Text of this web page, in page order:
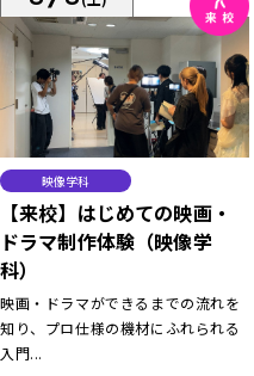
映像学科
【来校】はじめての映画・
ドラマ制作体験（映像学
科）
映画・ドラマができるまでの流れを
知り、プロ仕様の機材にふれられる
入門...